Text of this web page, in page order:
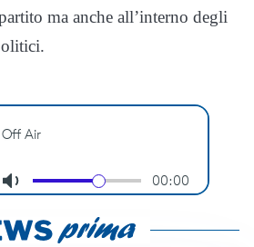
ma anche all’interno degli